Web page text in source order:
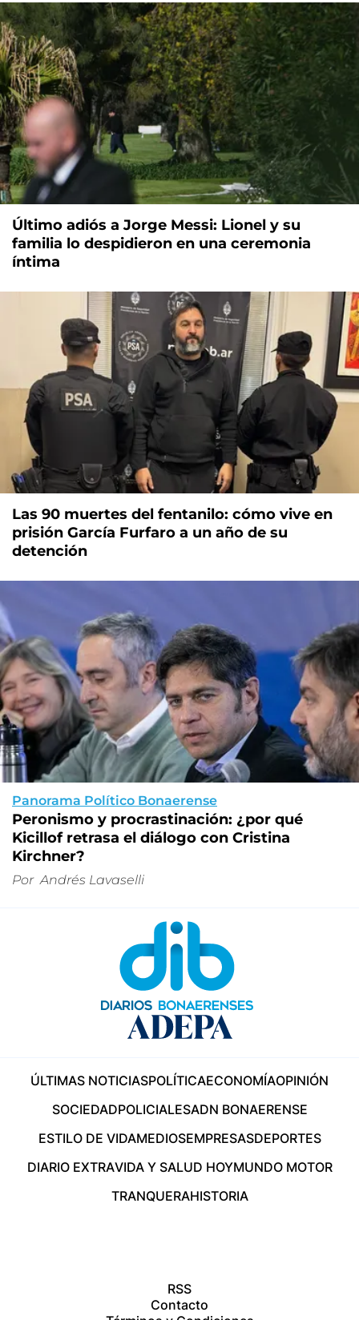
Último adiós a Jorge Messi: Lionel y su
familia lo despidieron en una ceremonia
íntima
Las 90 muertes del fentanilo: cómo vive en
prisión García Furfaro a un año de su
detención
Panorama Político Bonaerense
Peronismo y procrastinación: ¿por qué
Kicillof retrasa el diálogo con Cristina
Kirchner?
Por Andrés Lavaselli
ÚLTIMAS NOTICIASPOLÍTICAECONOMÍAOPINIÓN
SOCIEDADPOLICIALESADN BONAERENSE
ESTILO DE VIDAMEDIOSEMPRESASDEPORTES
DIARIO EXTRAVIDA Y SALUD HOYMUNDO MOTOR
TRANQUERAHISTORIA
RSS
Contacto